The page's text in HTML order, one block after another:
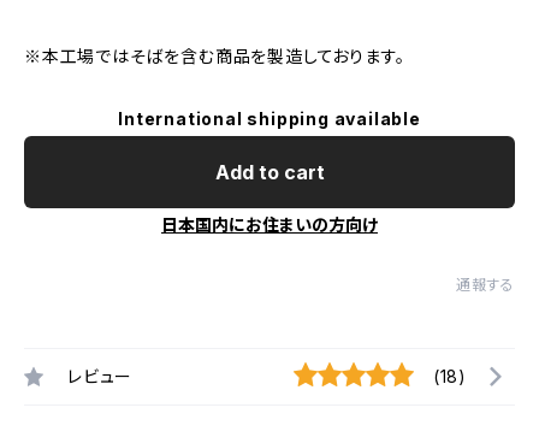
※本工場ではそばを含む商品を製造しております。
International shipping available
Add to cart
日本国内にお住まいの方向け
通報する
レビュー (18)